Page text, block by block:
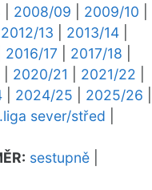
2008/09 2009/10
2012/13 2013/14
2016/17 2017/18
2020/21 2021/22
2024/25 2025/26
sever/střed
sestupně